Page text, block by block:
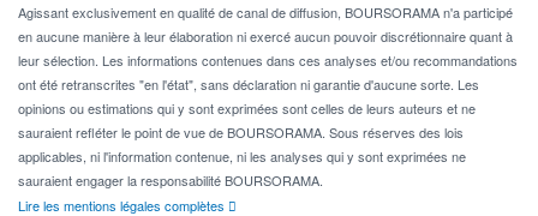
Agissant exclusivement en qualité de canal de diffusion, BOURSORAMA n'a participé
en aucune manière à leur élaboration ni exercé aucun pouvoir discrétionnaire quant à
leur sélection. Les informations contenues dans ces analyses et/ou recommandations
ont été retranscrites "en l'état", sans déclaration ni garantie d'aucune sorte. Les
opinions ou estimations qui y sont exprimées sont celles de leurs auteurs et ne
sauraient refléter le point de vue de BOURSORAMA. Sous réserves des lois
applicables, ni l'information contenue, ni les analyses qui y sont exprimées ne
sauraient engager la responsabilité BOURSORAMA.
Lire les mentions légales complètes